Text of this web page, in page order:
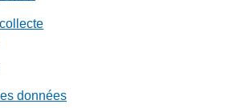
données